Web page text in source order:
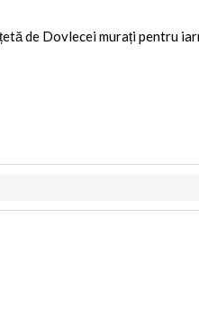
de Dovlecei murați pentru